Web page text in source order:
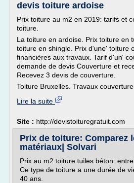
devis toiture ardoise
Prix toiture au m2 en 2019: tarifs et
toiture.
La toiture en ardoise. Prix toiture en
toiture en shingle. Prix d'une' toiture
financières aux travaux. Tarif d'un'
demande de devis Couverture et
Recevez 3 devis de couverture.
Toiture Bruxelles. Travaux couverture.
Lire la suite
Site : http://devistoituregratuit.com
Prix de toiture: Comparez
matériaux| Solvari
Prix au m2 toiture tuiles béton: entre
Ce type de toiture a une durée de
40 ans.